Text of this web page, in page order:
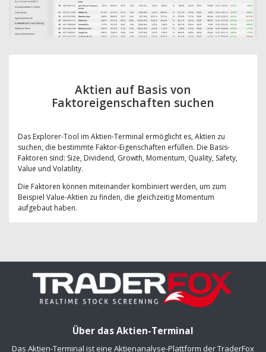
Aktien auf Basis von
Faktoreigenschaften suchen
Das Explorer-Tool im Aktien-Terminal ermöglicht es, Aktien zu
suchen, die bestimmte Faktor-Eigenschaften erfüllen. Die Basis-
Faktoren sind: Size, Dividend, Growth, Momentum, Quality, Safety,
Value und Volatility.
Die Faktoren können miteinander kombiniert werden, um zum
Beispiel Value-Aktien zu finden, die gleichzeitig Momentum
aufgebaut haben.
Über das Aktien-Terminal
Das Aktien-Terminal ist eine Aktienanalyse-Plattform der TraderFox